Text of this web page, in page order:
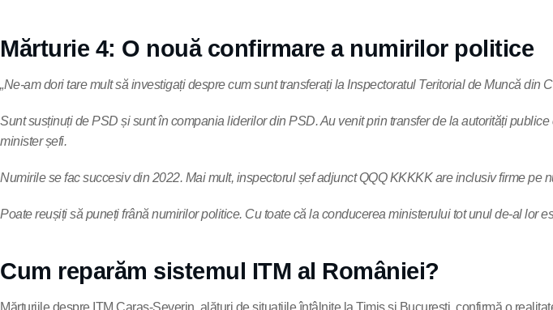
Mărturie 4: O nouă confirmare a numirilor politice
„Ne-am dori tare mult să investigați despre cum sunt transferați la Inspectoratul Teritorial de Muncă
Sunt susținuți de PSD și sunt în compania liderilor din PSD. Au venit prin transfer de la autorități
minister șefi.
Numirile se fac succesiv din 2022. Mai mult, inspectorul șef adjunct QQQ KKKKK are inclusiv firme pe
Poate reușiți să puneți frână numirilor politice. Cu toate că la conducerea ministerului tot unul de-al lor
Cum reparăm sistemul ITM al României?